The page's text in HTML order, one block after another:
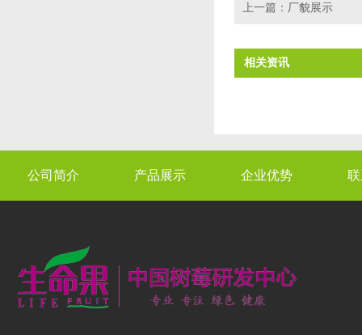
上一篇： 厂貌展示
相关资讯
公司简介 产品展示 企业优势